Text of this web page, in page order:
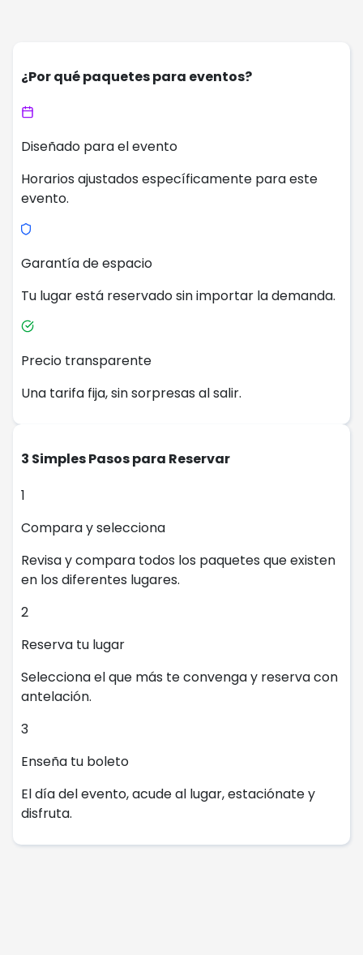
¿Por qué paquetes para eventos?
Diseñado para el evento
Horarios ajustados específicamente para este
evento.
Garantía de espacio
Tu lugar está reservado sin importar la demanda.
Precio transparente
Una tarifa fija, sin sorpresas al salir.
3 Simples Pasos para Reservar
1
Compara y selecciona
Revisa y compara todos los paquetes que existen
en los diferentes lugares.
2
Reserva tu lugar
Selecciona el que más te convenga y reserva con
antelación.
3
Enseña tu boleto
El día del evento, acude al lugar, estaciónate y
disfruta.